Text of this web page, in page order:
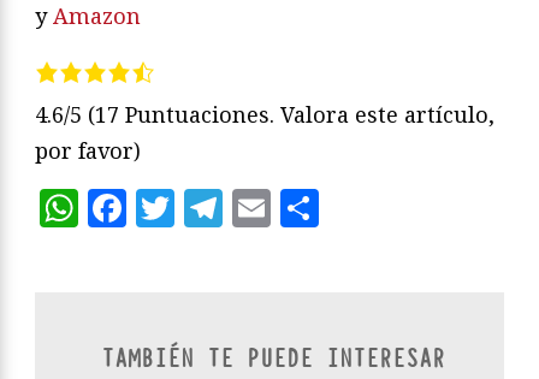
yAmazon
4.6/5 (17 Puntuaciones. Valora este artículo,
por favor)
WhatsApp
Facebook
Twitter
Telegram
Email
TAMBIÉN TE PUEDE INTERESAR